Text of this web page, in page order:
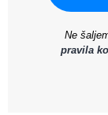
Ne
pravila